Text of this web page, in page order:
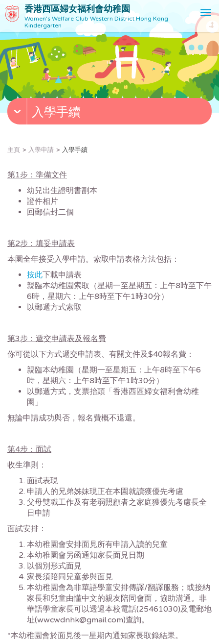
香港西區婦女福利會幼稚園
Women's Welfare Club Western District Hong Kong
Kindergarten
T
o
g
l
e
v
g
入學手續
主頁 入學申請 入學手續
第1步：準備文件
幼兒出生證明書副本
證件相片
回郵信封二個
第2步：填妥申請表
本園全年接受入學申請。索取申請表格方法包括：
按此下載申請表
親臨本幼稚園索取（星期一至星期五：上午8時至下午
6時，星期六：上午8時至下午1時30分）
以郵遞方式索取
第3步：遞交申請表及報名費
你可從以下方式遞交申請表、有關文件及$40報名費：
親臨本幼稚園（星期一至星期五：上午8時至下午6
時，星期六：上午8時至下午1時30分）
以郵遞方式，支票抬頭「香港西區婦女福利會幼稚
園」
無論申請成功與否，報名費概不退還。
第4步：面試
收生準則：
面試表現
申請人的兄弟姊妹現正在本園就讀獲優先考慮
父母雙職工作及有老弱照顧者之家庭獲優先考慮長全
日申請
面試安排：
本幼稚園會安排面見所有申請入讀的兒童
本幼稚園會另函通知家長面見日期
以個別形式面見
家長須陪同兒童參與面見
本幼稚園會為非華語學童安排傳譯/翻譯服務；或接納
家長和兒童由懂中文的親友陪同會面，協助溝通。非
華語學童家長可以透過本校電話(25461030)及電郵地
址(wwcwdnhk@gmail.com)查詢。
*本幼稚園會於面見後一星期內通知家長取錄結果。